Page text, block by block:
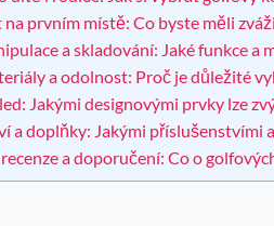
na prvním místě: Co byste měli
a skladování: Jaké funkce
a odolnost: Proč je důležité
Jakými designovými prvky lze
a doplňky: Jakými
a doporučení: Co o